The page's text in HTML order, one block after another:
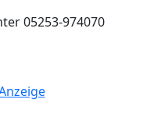
05253-974070